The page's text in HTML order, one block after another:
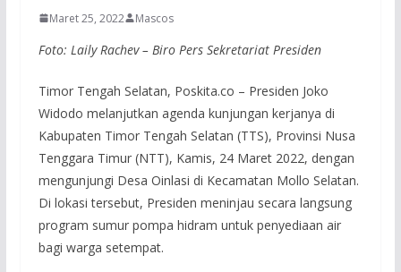
Maret 25, 2022 Mascos
Foto: Laily Rachev – Biro Pers Sekretariat Presiden
Timor Tengah Selatan, Poskita.co – Presiden Joko
Widodo melanjutkan agenda kunjungan kerjanya di
Kabupaten Timor Tengah Selatan (TTS), Provinsi Nusa
Tenggara Timur (NTT), Kamis, 24 Maret 2022, dengan
mengunjungi Desa Oinlasi di Kecamatan Mollo Selatan.
Di lokasi tersebut, Presiden meninjau secara langsung
program sumur pompa hidram untuk penyediaan air
bagi warga setempat.